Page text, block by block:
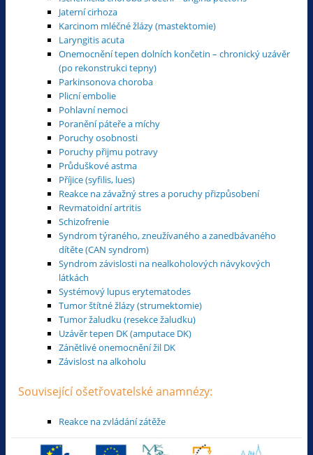
Jaterní cirhoza
Karcinom mléčné žlázy (mastektomie)
Laryngitis acuta
Onemocnění tepen dolních končetin – chronický uzávěr
(po rekonstrukci tepny)
Parkinsonova choroba
Plicní embolie
Pohlavní nemoci
Poranění páteře a míchy
Poruchy osobnosti
Poruchy přijmu potravy
Průduškové astma
Příjice (syfilis, lues)
Reakce na závažný stres a poruchy přizpůsobení
Revmatoidní artritis
Schizofrenie
Syndrom týraného, zneužívaného a zanedbávaného
dítěte (CAN syndrom)
Syndrom závislosti na nealkoholových návykových
látkách
Systémový lupus erytematodes
Tumor štítné žlázy (strumektomie)
Tumor žaludku (resekce žaludku)
Uzávěr tepen DK (amputace DK)
Zánětlivé onemocnění žil DK
Závislost na alkoholu
Související ošetřovatelské anamnézy:
Reakce na zvládání zátěže